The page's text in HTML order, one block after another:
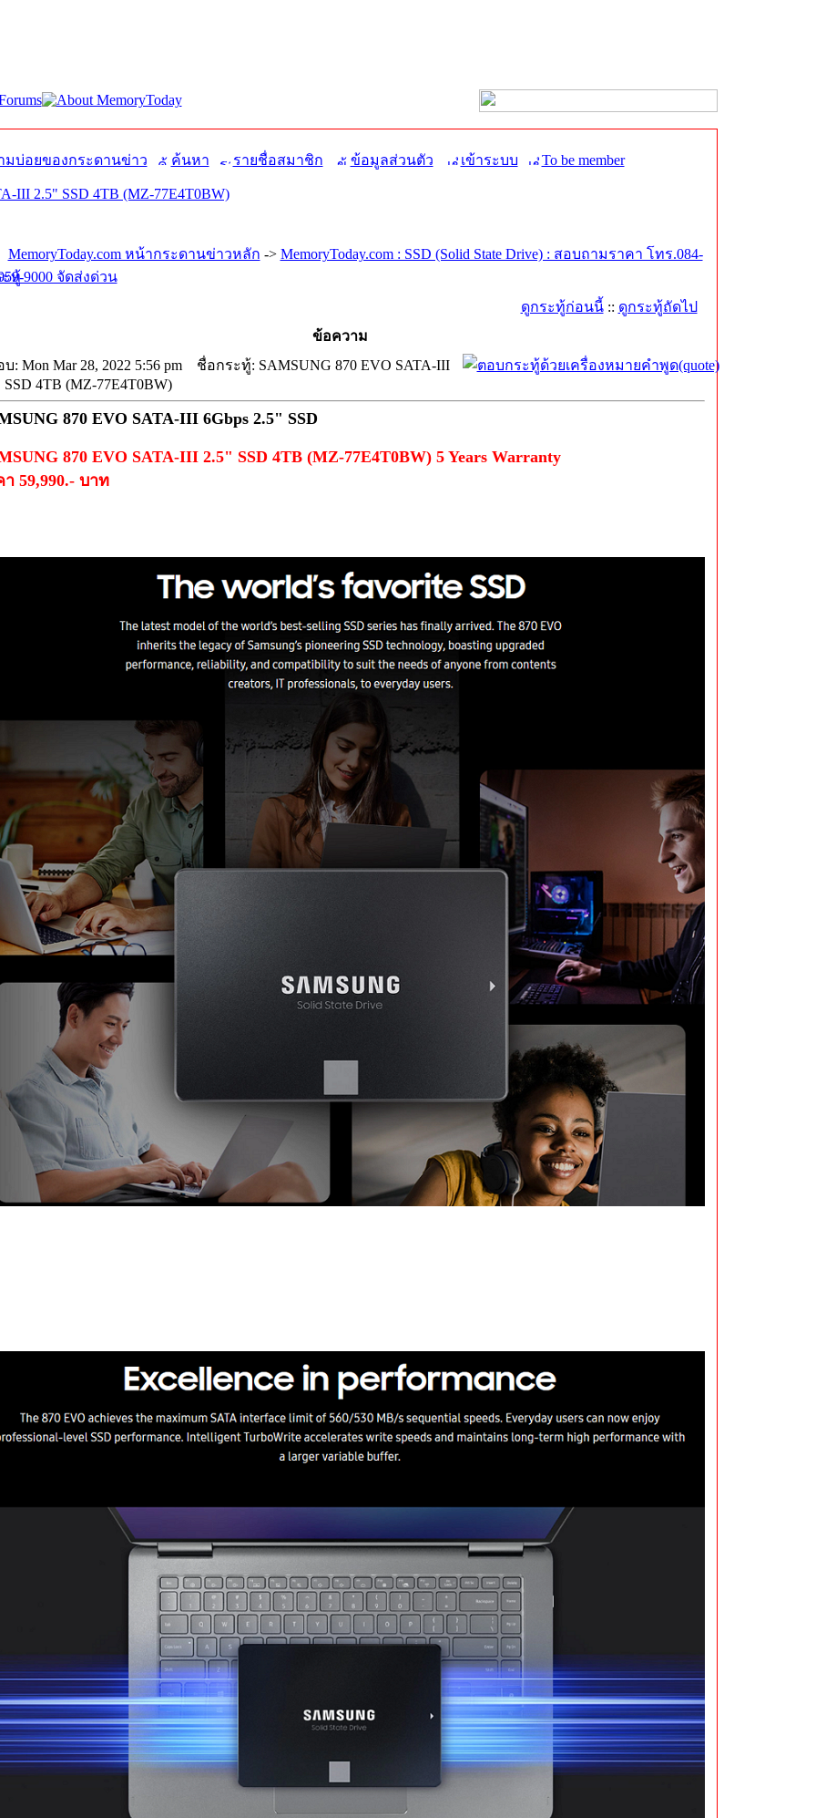
มบ่อยของกระดานข่าว ค้นหา รายชื่อสมาชิก ข้อมูลส่วนตัว เข้าระบบ To be member
III 2.5" SSD 4TB (MZ-77E4T0BW)
MemoryToday.com หน้ากระดานข่าวหลัก -> MemoryToday.com : SSD (Solid State Drive) : สอบถามราคา โทร.084-
9000 จัดส่งด่วน
ดูกระทู้ก่อนนี้:: ดูกระทู้ถัดไป
ข้อความ
: Mon Mar 28, 2022 5:56 pm
ชื่อกระทู้: SAMSUNG 870 EVO SATA-III
SSD 4TB (MZ-77E4T0BW)
870 EVO SATA-III 6Gbps 2.5" SSD
870 EVO SATA-III 2.5" SSD 4TB (MZ-77E4T0BW) 5 Years Warranty
59,990.- บาท